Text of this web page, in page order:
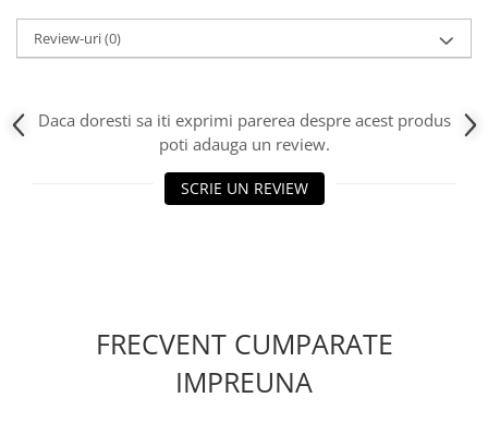
Review-uri(0)
Daca doresti sa iti exprimi parerea despre acest produs
poti adauga un review.
SCRIE UN REVIEW
FRECVENT CUMPARATE
IMPREUNA